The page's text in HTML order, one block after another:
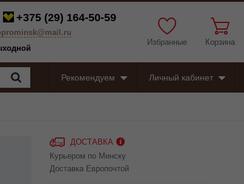
+375 (29) 164-50-59
Избранные Корзина
Рекомендуем Личный кабинет
ДОСТАВКА
Курьером по Минску
Доставка Европочтой